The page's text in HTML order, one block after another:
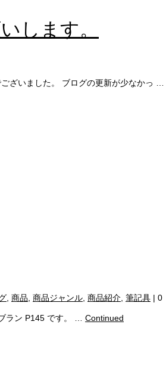
します。
ざいました。 ブログの更新が少なかっ …
商品 商品ジャンル 商品紹介 筆記具 | 0
ラン P145 です。 … Continued